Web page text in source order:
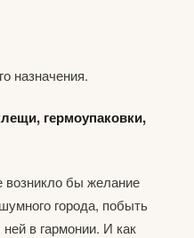
назначения.
гермоупаковки,
возникло бы желание
города, побыть
в гармонии. И как